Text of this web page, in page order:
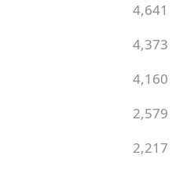
4,641
4,373
4,160
2,579
2,217